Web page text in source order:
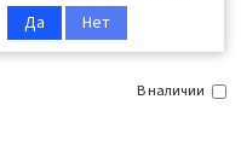
Да
Нет
В наличии